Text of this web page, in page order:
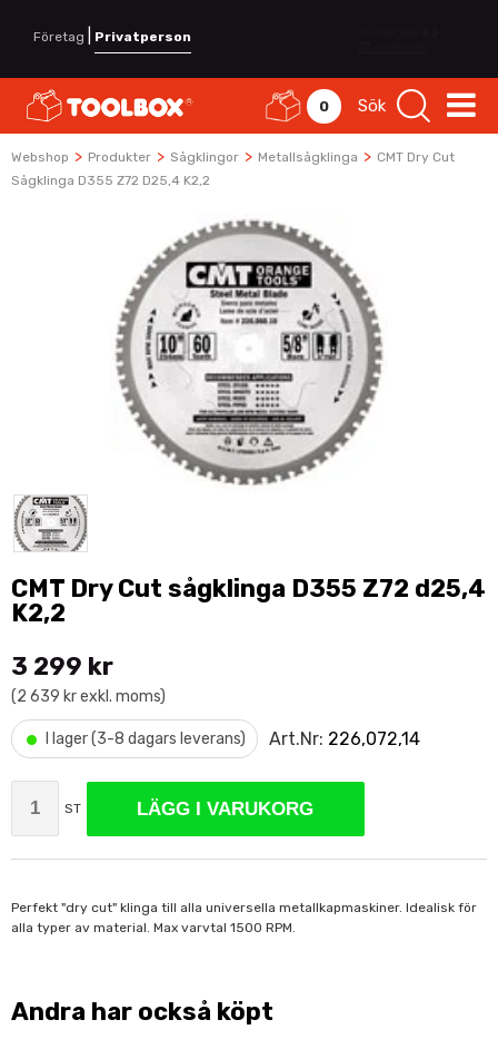
Företag Privatperson
0 Sök
Webshop > Produkter > Sågklingor > Metallsågklinga > CMT Dry Cut
Sågklinga D355 Z72 D25,4 K2,2
CMT Dry Cut sågklinga D355 Z72 d25,4
K2,2
3 299 kr
(2 639 kr exkl. moms)
• I lager (3-8 dagars leverans) Art.Nr: 226,072,14
ST LÄGG I VARUKORG
Perfekt "dry cut" klinga till alla universella metallkapmaskiner. Idealisk för
alla typer av material. Max varvtal 1500 RPM.
Andra har också köpt